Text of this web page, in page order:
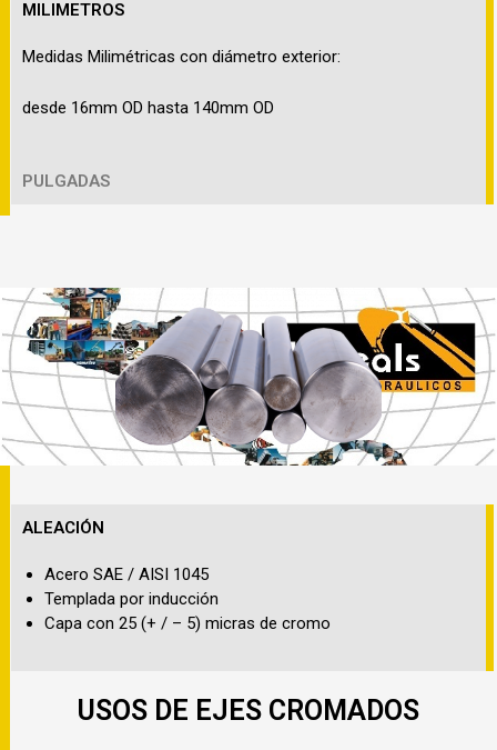
MILIMETROS
Medidas Milimétricas con diámetro exterior:
desde 16mm OD hasta 140mm OD
PULGADAS
ALEACIÓN
Acero SAE / AISI 1045
Templada por inducción
Capa con 25 (+ / – 5) micras de cromo
USOS DE EJES CROMADOS